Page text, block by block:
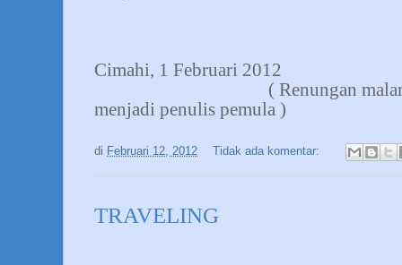
Cimahi, 1 Februari 2012
( Renungan
menjadi penulis pemula )
di Februari 12, 2012 Tidak ada komentar:
TRAVELING